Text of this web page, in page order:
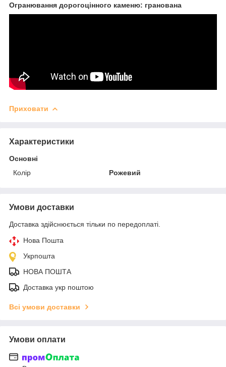
Огранювання дорогоцінного каменю: гранована
Приховати
Характеристики
Основні
Колір
Рожевий
Умови доставки
Доставка здійснюється тільки по передоплаті.
Нова Пошта
Укрпошта
НОВА ПОШТА
Доставка укр поштою
Всі умови доставки
Умови оплати